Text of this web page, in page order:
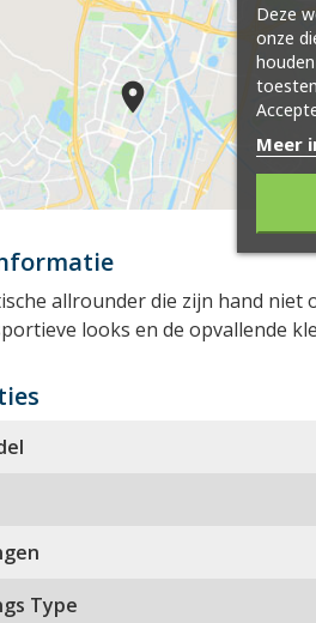
allrounder die zijn hand
looks en de opvallende
Type
Deze
onze
Meer